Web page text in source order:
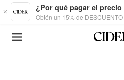
Skip to main content
¿Por qué pagar el
Obtén un 15% de